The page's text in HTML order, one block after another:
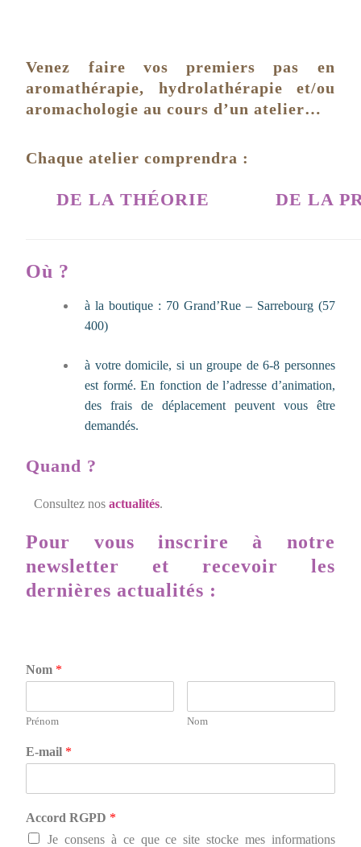
Venez faire vos premiers pas en
aromathérapie, hydrolathérapie et/ou
aromachologie au cours d’un atelier…
Chaque atelier comprendra :
DE LA THÉORIE DE LA
Où ?
à la boutique : 70 Grand’Rue – Sarrebourg (57
400)
à votre domicile, si un groupe de 6-8 personnes
est formé. En fonction de l’adresse d’animation,
des frais de déplacement peuvent vous être
demandés.
Quand ?
Consultez nosactualités.
Pour vous inscrire à notre
newsletter et recevoir les
dernières actualités :
Nom *
Prénom Nom
E-mail *
Accord RGPD *
Je consens à ce que ce site stocke mes informations